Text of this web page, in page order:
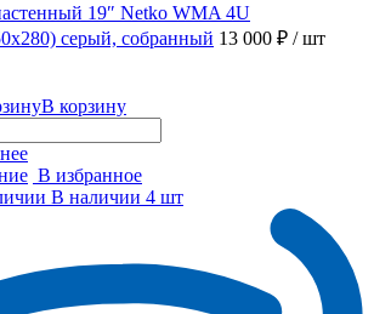
19″ Netko WMA 4U
серый, собранный 13 000 ₽ / шт
В корзину
В избранное
В наличии 4 шт